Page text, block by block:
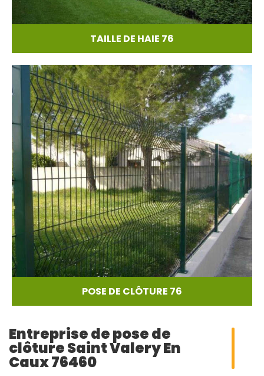
TAILLE DE HAIE 76
POSE DE CLÔTURE 76
Entreprise de pose de
clôture Saint Valery En
Caux 76460